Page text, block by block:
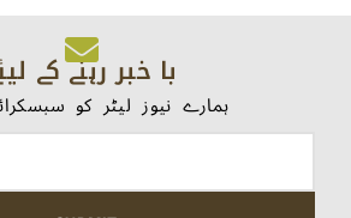
با خبر رہنے کے
ہمارے نیوز لیٹر کو